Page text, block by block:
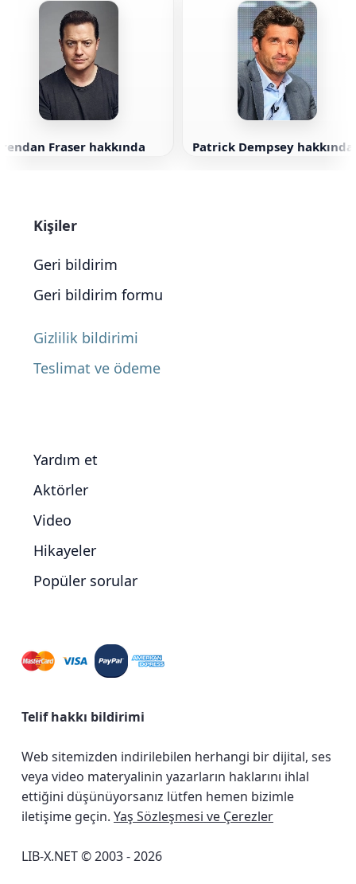
Fraser hakkında Patrick Dempsey hakkında
Kişiler
Geri bildirim
Geri bildirim formu
Gizlilik bildirimi
Teslimat ve ödeme
Yardım et
Aktörler
Video
Hikayeler
Popüler sorular
Telif hakkı bildirimi
Web sitemizden indirilebilen herhangi bir dijital, ses
veya video materyalinin yazarların haklarını ihlal
ettiğini düşünüyorsanız lütfen hemen bizimle
iletişime geçin. Yaş Sözleşmesi ve Çerezler
LIB-X.NET © 2003 - 2026